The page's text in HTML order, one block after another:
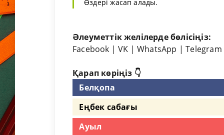
Өздері жасап алады.
Әлеуметтік желілерде бөлісіңіз:
Facebook |VK |WhatsApp |Telegram
Қарап көріңіз 👇
Белқопа
Еңбек сабағы
Ауыл